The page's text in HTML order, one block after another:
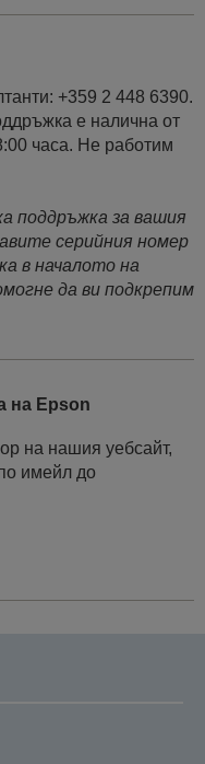
+359 2 448 6390.
е налична от
часа. Не работим
поддръжка за вашия
серийния номер
в началото на
да ви подкрепим
на Epson
на нашия уебсайт,
имейл до